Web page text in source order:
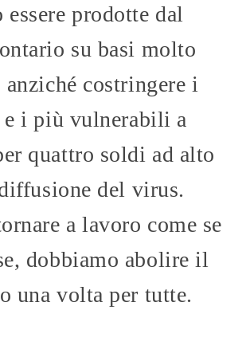
essere prodotte dal
su basi molto
costringere i
i più vulnerabili a
quattro soldi ad alto
del virus.
a lavoro come se
dobbiamo abolire il
una volta per tutte.